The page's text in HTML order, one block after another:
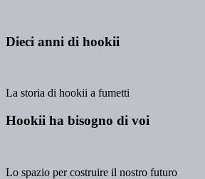
Dieci anni di hookii
La storia di hookii a fumetti
Hookii ha bisogno di voi
Lo spazio per costruire il nostro futuro